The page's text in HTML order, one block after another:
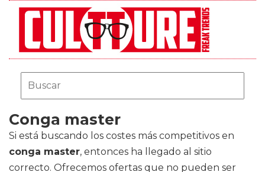
Conga master
Si está buscando los costes más competitivos en
conga master, entonces ha llegado al sitio
correcto. Ofrecemos ofertas que no pueden ser